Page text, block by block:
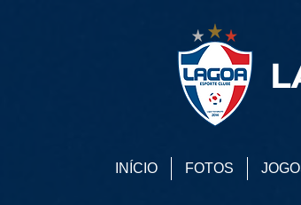
INÍCIO FOTOS